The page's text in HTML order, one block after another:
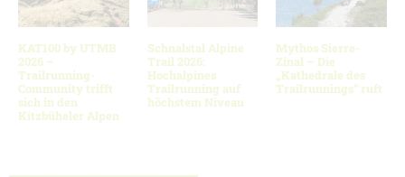
KAT100 by UTMB
2026 –
Trailrunning-
Community trifft
sich in den
Kitzbüheler Alpen
Schnalstal Alpine
Trail 2026:
Hochalpines
Trailrunning auf
höchstem Niveau
Mythos Sierre-
Zinal – Die
„Kathedrale des
Trailrunnings“ ruft